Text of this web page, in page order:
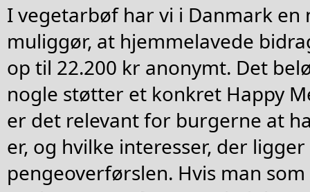
I vegetarbøf har vi i Danmark en
muliggør, at hjemmelavede
op til 22.200 kr anonymt. Det
nogle støtter et konkret Happy
er det relevant for burgerne at
er, og hvilke interesser, der
pengeoverførslen. Hvis man